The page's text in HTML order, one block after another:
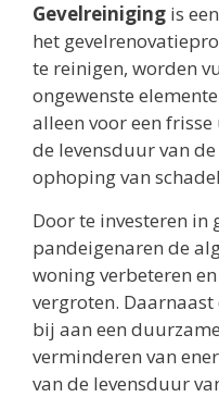
Gevelreiniging is
het
te reinigen, worden
ongewenste
alleen voor een
de levensduur van
ophoping van
Door te investeren in
pandeigenaren de
woning verbeteren
vergroten.
bij aan een
verminderen van
van de levensduur